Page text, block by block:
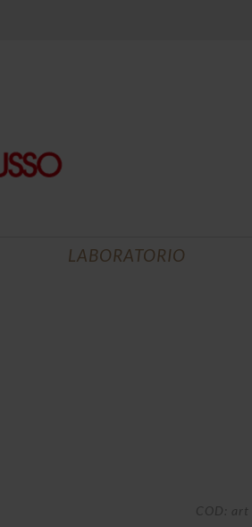
LABORATORIO
COD: art